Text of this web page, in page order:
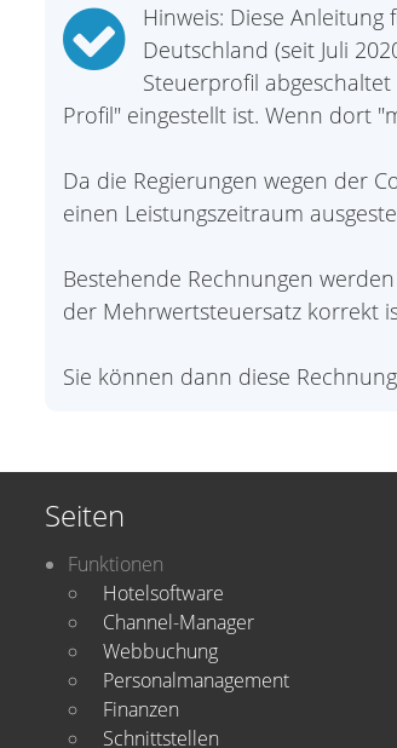
Hinweis: Diese
Deutschland (seit Juli
Steuerprofil
Profil" eingestellt ist. Wenn dort
Da die Regierungen wegen der
einen Leistungszeitraum
Bestehende Rechnungen
der Mehrwertsteuersatz korrekt
Sie können dann diese
Seiten
Funktionen
Hotelsoftware
Channel-Manager
Webbuchung
Personalmanagement
Finanzen
Schnittstellen